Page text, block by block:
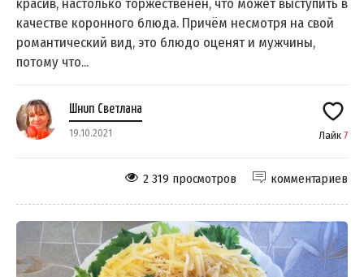
красив, настолько торжественен, что может выступить в
качестве коронного блюда. Причём несмотря на свой
романтический вид, это блюдо оценят и мужчины,
потому что...
Шнип Светлана
19.10.2021 Лайк 7
комментариев
2 319 просмотров